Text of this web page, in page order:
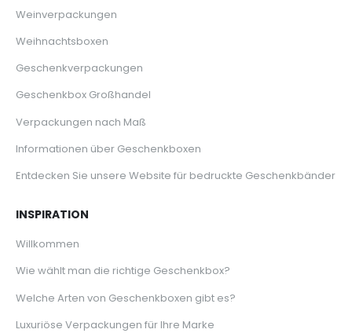
Weinverpackungen
Weihnachtsboxen
Geschenkverpackungen
Geschenkbox Großhandel
Verpackungen nach Maß
Informationen über Geschenkboxen
Entdecken Sie unsere Website für bedruckte Geschenkbänder
INSPIRATION
Willkommen
Wie wählt man die richtige Geschenkbox?
Welche Arten von Geschenkboxen gibt es?
Luxuriöse Verpackungen für Ihre Marke